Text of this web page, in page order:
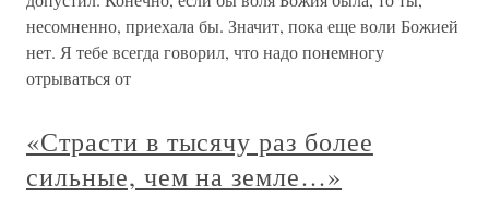
несомненно, приехала бы. Значит, пока еще воли Божией
нет. Я тебе всегда говорил, что надо понемногу
отрываться от
«Страсти в тысячу раз более
сильные, чем на земле…»